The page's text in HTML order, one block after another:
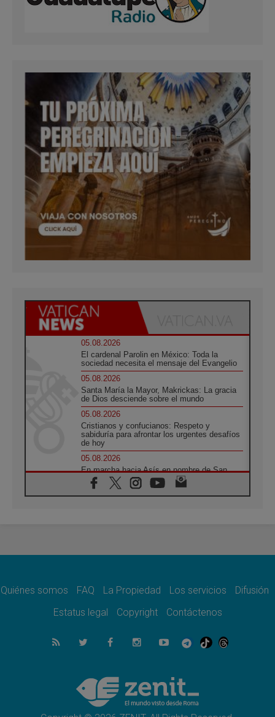
05.08.2026
El cardenal Parolin en México: Toda la
sociedad necesita el mensaje del Evangelio
05.08.2026
Santa María la Mayor, Makrickas: La gracia
de Dios desciende sobre el mundo
05.08.2026
Cristianos y confucianos: Respeto y
sabiduría para afrontar los urgentes desafíos
de hoy
05.08.2026
En marcha hacia Asís en nombre de San
Francisco, a la espera de León
05.08.2026
quienes bendicen la guerra
Ucrania: Ataque masivo en Kyiv durante la
05.08.2026
Colombo: "La visita del Papa a Argentina
05.08.2026
Iglesia en Uruguay: la visita del Papa
fortalecerá la fe y la esperanza
Quiénes somos FAQ La Propiedad Los servicios
Difusión
Estatus legal
Copyright Contáctenos